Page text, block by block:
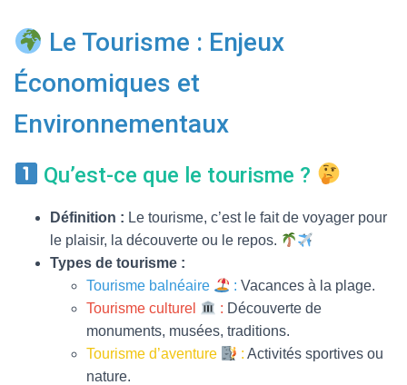
Le Tourisme : Enjeux
Économiques et
Environnementaux
Qu’est-ce que le tourisme ?
Définition : Le tourisme, c’est le fait de voyager pour
le plaisir, la découverte ou le repos.
Types de tourisme :
Tourisme balnéaire
: Vacances à la plage.
Tourisme culturel
: Découverte de
monuments, musées, traditions.
Tourisme d’aventure
: Activités sportives ou
nature.